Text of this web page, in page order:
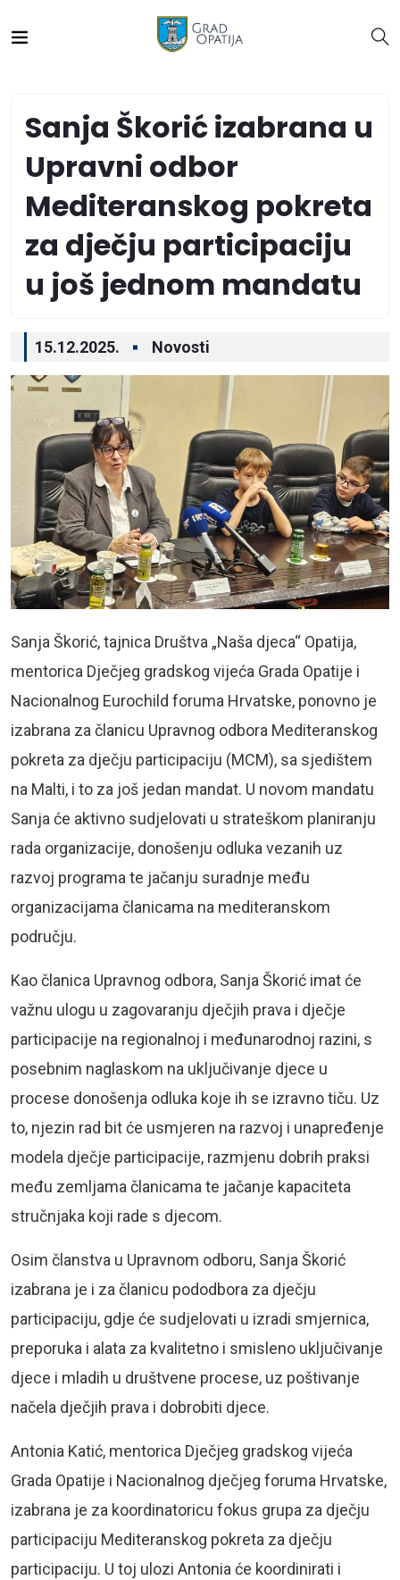
Sanja Škorić izabrana u
Upravni odbor
Mediteranskog pokreta
za dječju participaciju
u još jednom mandatu
15.12.2025. Novosti
Sanja Škorić, tajnica Društva „Naša djeca“ Opatija,
mentorica Dječjeg gradskog vijeća Grada Opatije i
Nacionalnog Eurochild foruma Hrvatske, ponovno je
izabrana za članicu Upravnog odbora Mediteranskog
pokreta za dječju participaciju (MCM), sa sjedištem
na Malti, i to za još jedan mandat. U novom mandatu
Sanja će aktivno sudjelovati u strateškom planiranju
rada organizacije, donošenju odluka vezanih uz
razvoj programa te jačanju suradnje među
organizacijama članicama na mediteranskom
području.
Kao članica Upravnog odbora, Sanja Škorić imat će
važnu ulogu u zagovaranju dječjih prava i dječje
participacije na regionalnoj i međunarodnoj razini, s
posebnim naglaskom na uključivanje djece u
procese donošenja odluka koje ih se izravno tiču. Uz
to, njezin rad bit će usmjeren na razvoj i unapređenje
modela dječje participacije, razmjenu dobrih praksi
među zemljama članicama te jačanje kapaciteta
stručnjaka koji rade s djecom.
Osim članstva u Upravnom odboru, Sanja Škorić
izabrana je i za članicu pododbora za dječju
participaciju, gdje će sudjelovati u izradi smjernica,
preporuka i alata za kvalitetno i smisleno uključivanje
djece i mladih u društvene procese, uz poštivanje
načela dječjih prava i dobrobiti djece.
Antonia Katić, mentorica Dječjeg gradskog vijeća
Grada Opatije i Nacionalnog dječjeg foruma Hrvatske,
izabrana je za koordinatoricu fokus grupa za dječju
participaciju Mediteranskog pokreta za dječju
participaciju. U toj ulozi Antonia će koordinirati i